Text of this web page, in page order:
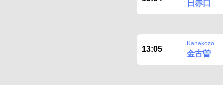
日赤口
13:05
Kanakozo
金古曽